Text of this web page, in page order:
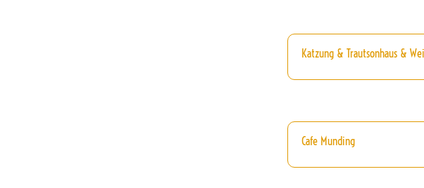
Katzung & Trautsonhaus &
Cafe Munding